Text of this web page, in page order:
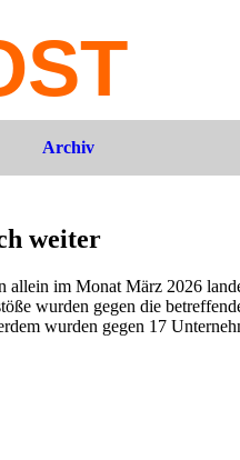
Archiv
weiter
allein im Monat März 2026
wurden gegen die
wurden gegen 17